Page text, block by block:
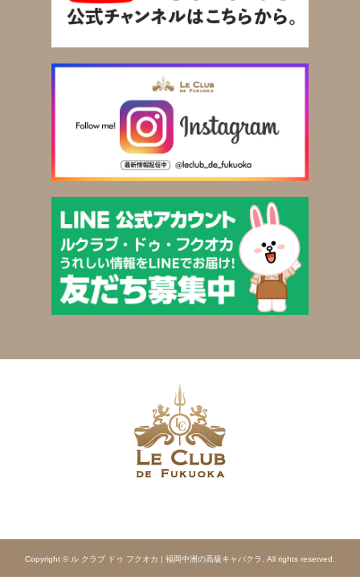
Copyright © ル クラブ ドゥ フクオカ | 福岡中洲の高級キャバクラ. All rights reserved.